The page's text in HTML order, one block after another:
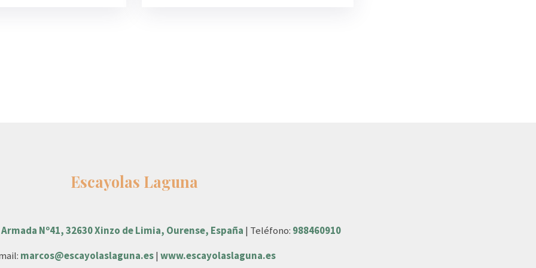
Escayolas Laguna
Nº41, 32630 Xinzo de Limia, Ourense, España | Teléfono: 988460910
marcos@escayolaslaguna.es| www.escayolaslaguna.es